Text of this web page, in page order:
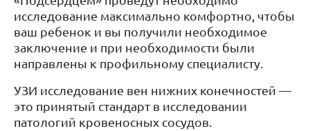
исследование максимально комфортно, чтобы
ваш ребенок и вы получили необходимое
заключение и при необходимости были
направлены к профильному специалисту.
УЗИ исследование вен нижних конечностей —
это принятый стандарт в исследовании
патологий кровеносных сосудов.